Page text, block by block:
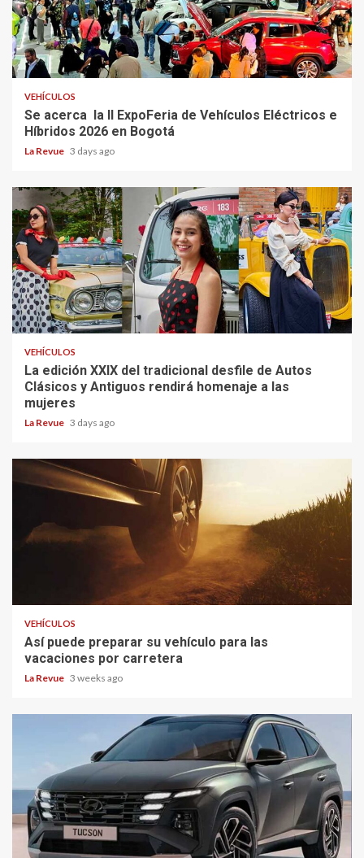
VEHÍCULOS
Se acerca la II ExpoFeria de Vehículos Eléctricos e
Híbridos 2026 en Bogotá
La Revue 3 days ago
VEHÍCULOS
La edición XXIX del tradicional desfile de Autos
Clásicos y Antiguos rendirá homenaje a las
mujeres
La Revue 3 days ago
VEHÍCULOS
Así puede preparar su vehículo para las
vacaciones por carretera
La Revue 3 weeks ago